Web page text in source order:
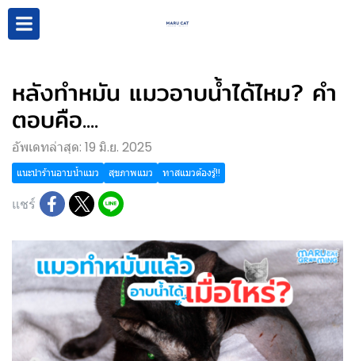
หลังทำหมัน แมวอาบน้ำได้ไหม? คำ
ตอบคือ....
อัพเดทล่าสุด: 19 มิ.ย. 2025
แนะนำร้านอาบน้ำแมว สุขภาพแมว ทาสแมวต้องรู้!!
แชร์